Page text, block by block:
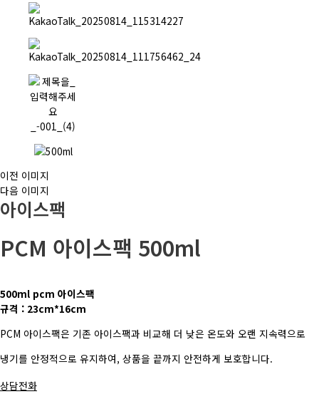
이전 이미지
다음 이미지
아이스팩
PCM 아이스팩 500ml
500ml pcm 아이스팩
규격 : 23cm*16cm
PCM 아이스팩은 기존 아이스팩과 비교해 더 낮은 온도와 오랜 지속력으로
냉기를 안정적으로 유지하여, 상품을 끝까지 안전하게 보호합니다.
상담전화